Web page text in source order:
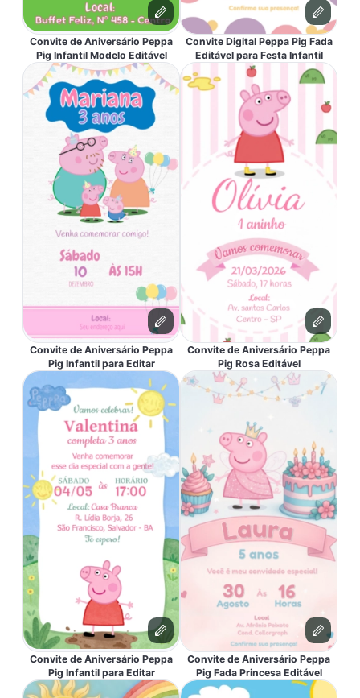
Convite de Aniversário Peppa
Pig Infantil Modelo Editável
Convite de Aniversário Peppa
Pig Infantil para Editar
Convite de Aniversário Peppa
Pig Infantil para Editar
Convite Digital Peppa Pig Fada
Editável para Festa Infantil
Convite de Aniversário Peppa
Pig Rosa Editável
Convite de Aniversário Peppa
Pig Fada Princesa Editável